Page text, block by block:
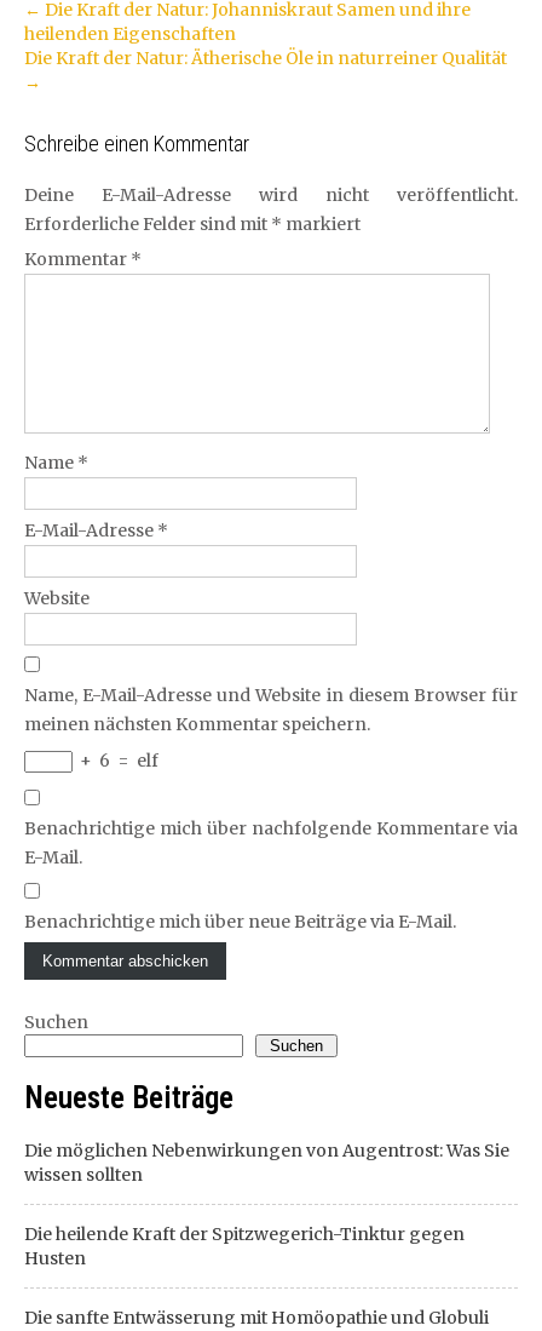
Artikel-
Navigation
← Die Kraft der Natur: Johanniskraut Samen und ihre
heilenden Eigenschaften
Die Kraft der Natur: Ätherische Öle in naturreiner Qualität
→
Schreibe einen Kommentar
Deine E-Mail-Adresse wird nicht veröffentlicht.
Erforderliche Felder sind mit * markiert
Kommentar *
Name *
E-Mail-Adresse *
Website
Name, E-Mail-Adresse und Website in diesem Browser für
meinen nächsten Kommentar speichern.
+ 6 = elf
Benachrichtige mich über nachfolgende Kommentare via
E-Mail.
Benachrichtige mich über neue Beiträge via E-Mail.
Suchen
Suchen
Neueste Beiträge
Die möglichen Nebenwirkungen von Augentrost: Was Sie
wissen sollten
Die heilende Kraft der Spitzwegerich-Tinktur gegen
Husten
Die sanfte Entwässerung mit Homöopathie und Globuli